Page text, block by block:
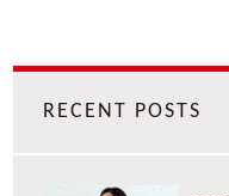
RECENT POSTS